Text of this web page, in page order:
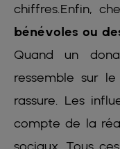
chiffres.Enfin,
bénévoles ou
Quand un
ressemble sur
rassure. Les
compte de la
sociaux. Tous